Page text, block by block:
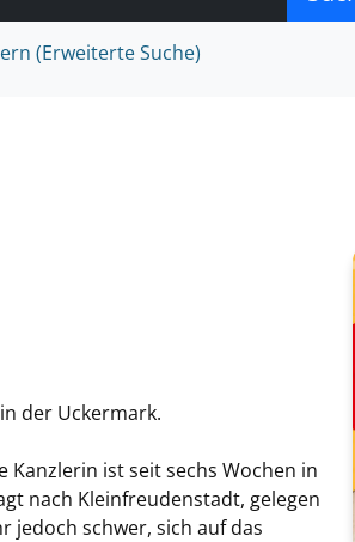
(Erweiterte Suche)
der Uckermark.
Kanzlerin ist seit sechs Wochen in
nach Kleinfreudenstadt, gelegen
jedoch schwer, sich auf das